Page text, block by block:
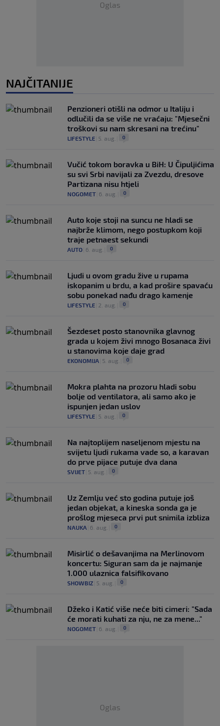
Oglas
NAJČITANIJE
Penzioneri otišli na odmor u Italiju i
odlučili da se više ne vraćaju: "Mjesečni
troškovi su nam skresani na trećinu"
LIFESTYLE 5. aug. 0
Vučić tokom boravka u BiH: U Čipuljićima
su svi Srbi navijali za Zvezdu, dresove
Partizana nisu htjeli
NOGOMET 6. aug. 0
Auto koje stoji na suncu ne hladi se
najbrže klimom, nego postupkom koji
traje petnaest sekundi
AUTO 6. aug. 0
Ljudi u ovom gradu žive u rupama
iskopanim u brdu, a kad prošire spavaću
sobu ponekad nađu drago kamenje
LIFESTYLE 2. aug. 0
Šezdeset posto stanovnika glavnog
grada u kojem živi mnogo Bosanaca živi
u stanovima koje daje grad
EKONOMIJA 5. aug. 0
Mokra plahta na prozoru hladi sobu
bolje od ventilatora, ali samo ako je
ispunjen jedan uslov
LIFESTYLE 5. aug. 0
Na najtoplijem naseljenom mjestu na
svijetu ljudi rukama vade so, a karavan
do prve pijace putuje dva dana
SVIJET 5. aug. 0
Uz Zemlju već sto godina putuje još
jedan objekat, a kineska sonda ga je
prošlog mjeseca prvi put snimila izbliza
NAUKA 6. aug. 0
Misirlić o dešavanjima na Merlinovom
koncertu: Siguran sam da je najmanje
1.000 ulaznica falsifikovano
SHOWBIZ 5. aug. 0
Džeko i Katić više neće biti cimeri: "Sada
će morati kuhati za nju, ne za mene..."
NOGOMET 6. aug. 0
Oglas